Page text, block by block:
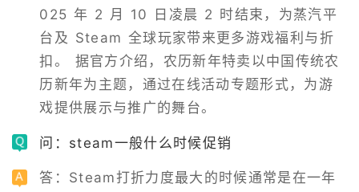
025 年 2 月 10 日凌晨 2 时结束，为蒸汽平
台及 Steam 全球玩家带来更多游戏福利与折
扣。 据官方介绍，农历新年特卖以中国传统农
历新年为主题，通过在线活动专题形式，为游
戏提供展示与推广的舞台。
问：steam一般什么时候促销
答：Steam打折力度最大的时候通常是在一年